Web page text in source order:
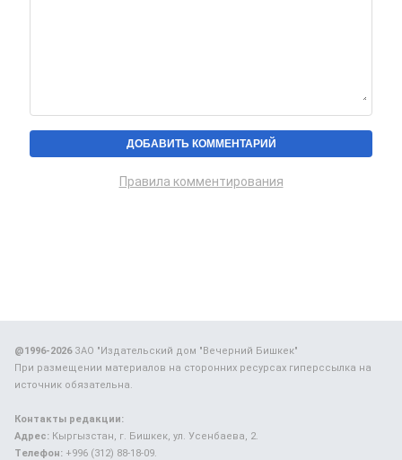
Правила комментирования
@1996-2026ЗАО "Издательский дом "Вечерний Бишкек"
При размещении материалов на сторонних ресурсах гиперссылка на
источник обязательна.
Контакты редакции:
Адрес: Кыргызстан, г. Бишкек, ул. Усенбаева, 2.
Телефон: +996 (312) 88-18-09.